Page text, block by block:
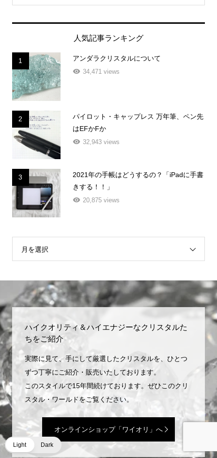
人気記事ランキング
1 アンダラクリスタルについて
34,471 views
2
パイロット・キャップレス 万年筆、ペン先
はEFかFか
32,943 views
3
2021年の手帳はどうするの？「iPadに手書
きする！！」
20,875 views
月を選択
ハイクオリティ＆ハイエナジーなクリスタルた
ちをご紹介
実際に見て、手にして厳選したクリスタルを、ひとつ
ずつ丁寧にご紹介・販売いたしております。
このスタイルで15年間続けております。ぜひこのクリ
スタル・ワールドをご覧ください。
オンラインショップ「ワイオリ」へ
Light Dark